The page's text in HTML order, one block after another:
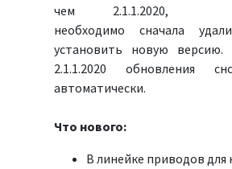
чем 2.1.1.2020,
необходимо сначала
установить новую версию.
2.1.1.2020 обновления
автоматически.
Что нового:
В линейке приводов для